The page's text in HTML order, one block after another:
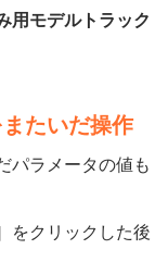
用モデルトラック
たいだ操作
パラメータの値も
をクリックした後